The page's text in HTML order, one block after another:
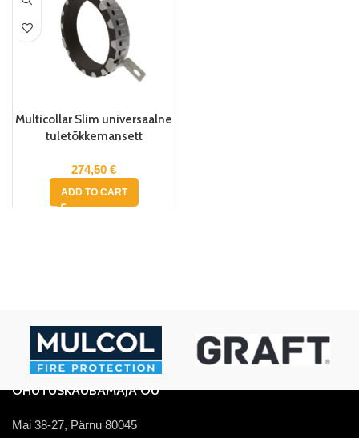
Multicollar Slim universaalne
tuletõkkemansett
€
ADD TO CART
OHUTUSKAUBAMAJA OÜ
Mai 38-27, Pärnu 80045